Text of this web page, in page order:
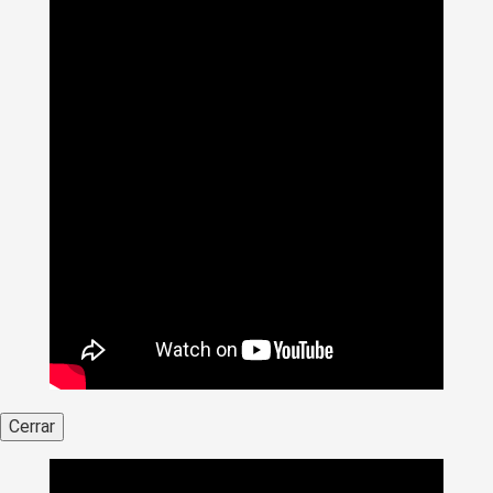
Cerrar